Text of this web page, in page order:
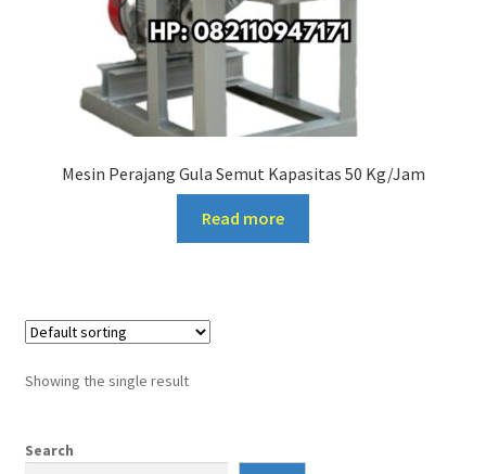
Mesin Perajang Gula Semut Kapasitas 50 Kg/Jam
Read more
Showing the single result
Search